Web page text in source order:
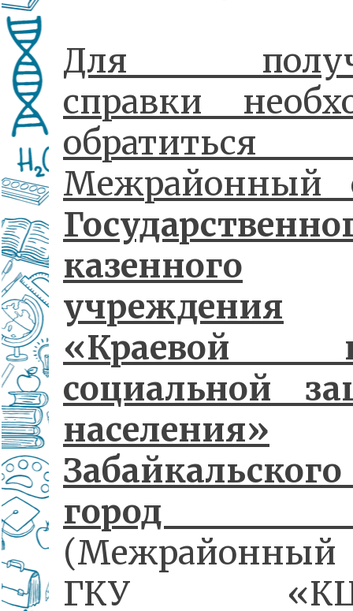
Для
справки
Межрайонный
казенного
учреждения
«Краевой
социальной
населения»
город
(Межрайонный
ГКУ